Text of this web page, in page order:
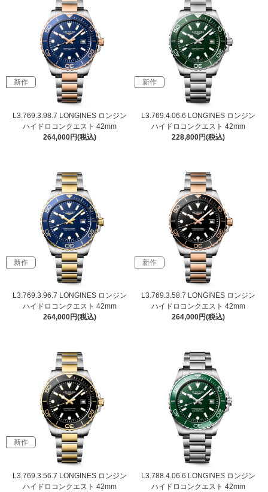
新作
L3.769.3.98.7 LONGINES ロンジン
ハイドロコンクエスト 42mm
264,000円(税込)
新作
L3.769.4.06.6 LONGINES ロンジン
ハイドロコンクエスト 42mm
228,800円(税込)
新作
L3.769.3.96.7 LONGINES ロンジン
ハイドロコンクエスト 42mm
264,000円(税込)
新作
L3.769.3.58.7 LONGINES ロンジン
ハイドロコンクエスト 42mm
264,000円(税込)
新作
L3.769.3.56.7 LONGINES ロンジン
ハイドロコンクエスト 42mm
L3.788.4.06.6 LONGINES ロンジン
ハイドロコンクエスト 42mm